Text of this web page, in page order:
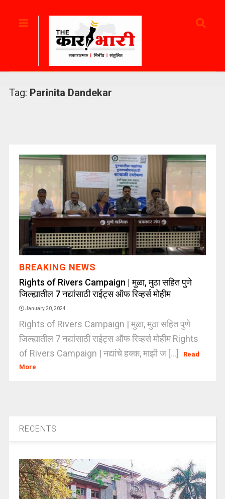
Tag: Parinita Dandekar
BREAKING NEWS
Rights of Rivers Campaign | मुळा, मुठा सहित पुणे
जिल्ह्यातील 7 नद्यांसाठी राईट्स ऑफ रिव्हर्स मोहीम
January 20, 2024
Rights of Rivers Campaign | मुळा, मुठा सहित पुणे
जिल्ह्यातील 7 नद्यांसाठी राईट्स ऑफ रिव्हर्स मोहीम Rights
of Rivers Campaign | नद्यांचे हक्क, माझी ज [...]
Read
More
RECENTS